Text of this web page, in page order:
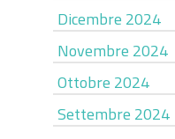
Dicembre 2024
Novembre 2024
Ottobre 2024
Settembre 2024